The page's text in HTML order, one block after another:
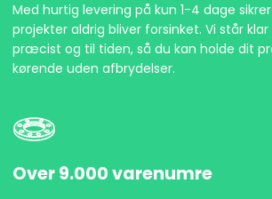
Med hurtig levering på kun 1-4 dage
projekter aldrig bliver forsinket. Vi står
præcist og til tiden, så du kan holde dit
kørende uden afbrydelser.
Over 9.000 varenumre